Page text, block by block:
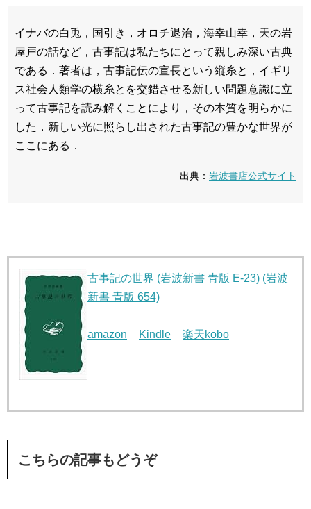
イナバの白兎，国引き，オロチ退治，海幸山幸，天の岩
屋戸の話など，古事記は私たちにとって親しみ深い古典
である．著者は，古事記伝の宣長という縦糸と，イギリ
ス社会人類学の横糸とを交錯させる新しい問題意識に立
って古事記を読み解くことにより，その本質を明らかに
した．新しい光に照らし出された古事記の豊かな世界が
ここにある．
出典： 岩波書店公式サイト
古事記の世界 (岩波新書 青版 E-23) (岩波
新書 青版 654)
amazon Kindle 楽天kobo
こちらの記事もどうぞ